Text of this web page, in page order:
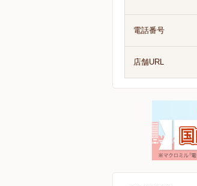
電話番号
店舗URL